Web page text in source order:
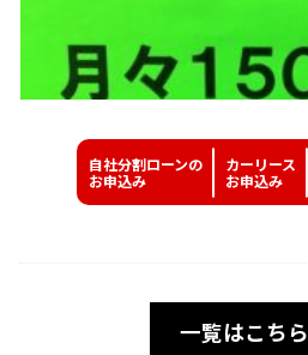
自社分割ローンの
お申込み
カーリース
お申込み
一覧はこちら